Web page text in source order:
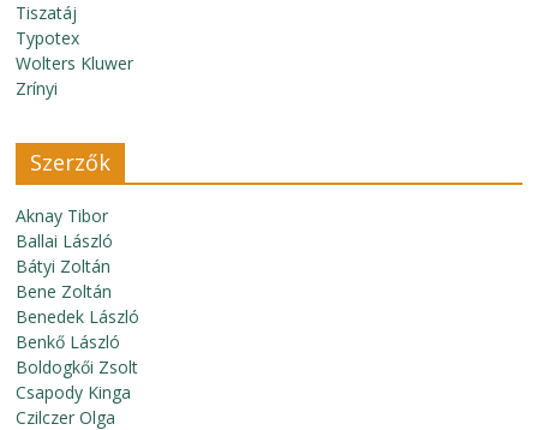
Tiszatáj
Typotex
Wolters Kluwer
Zrínyi
Szerzők
Aknay Tibor
Ballai László
Bátyi Zoltán
Bene Zoltán
Benedek László
Benkő László
Boldogkői Zsolt
Csapody Kinga
Czilczer Olga